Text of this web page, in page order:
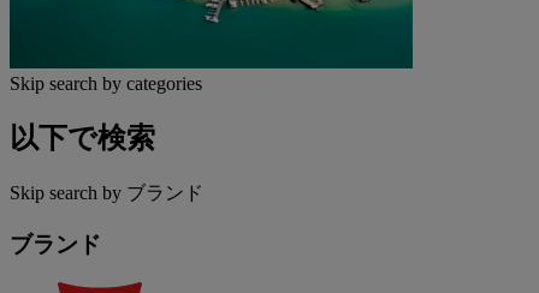
Skip search by categories
以下で検索
Skip search by ブランド
ブランド